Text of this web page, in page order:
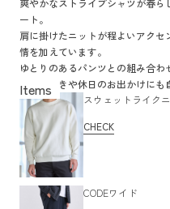
ート。
肩に掛けたニットが程よいアク
情を加えています。
ゆとりのあるパンツとの組み合わ
れ、街歩きや休日のお出かけにも
スウェットライク
CHECK
CODEワイド